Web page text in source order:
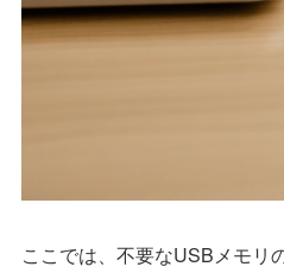
ここでは、不要なUSBメモリ